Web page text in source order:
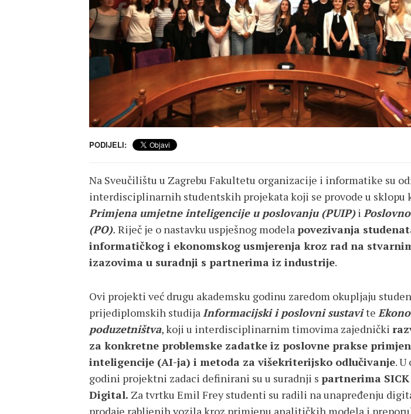
PODIJELI:
Na Sveučilištu u Zagrebu Fakultetu organizacije i informatike su
interdisciplinarnih studentskih projekata koji se provode u sklopu
Primjena umjetne inteligencije u poslovanju (PUIP)i
(PO). Riječ je o nastavku uspješnog modela povezivanja
informatičkog i ekonomskog usmjerenja kroz rad na
izazovima u suradnji s partnerima iz industrije.
Ovi projekti već drugu akademsku godinu zaredom okupljaju
prijediplomskih studijaInformacijski i poslovni sustavite
poduzetništva, koji u interdisciplinarnim timovima zajednički
za konkretne problemske zadatke iz poslovne prakse
inteligencije (AI-ja) i metoda za višekriterijsko odlučivanje.
godini projektni zadaci definirani su u suradnji s partnerima
Digital. Za tvrtku Emil Frey studenti su radili na unapređenju
prodaje rabljenih vozila kroz primjenu analitičkih modela i